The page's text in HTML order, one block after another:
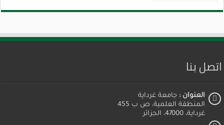
اتصل بنا
العنوان : جامعة غرداية
المنطقة العلمية، ص ب 455
غرداية، 47000، الجزائر